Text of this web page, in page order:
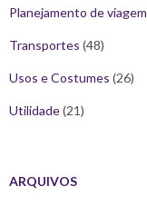
Planejamento de viagem
Transportes (48)
Usos e Costumes (26)
Utilidade(21)
ARQUIVOS